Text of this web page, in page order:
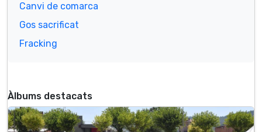
Canvi de comarca
Gos sacrificat
Fracking
Àlbums destacats